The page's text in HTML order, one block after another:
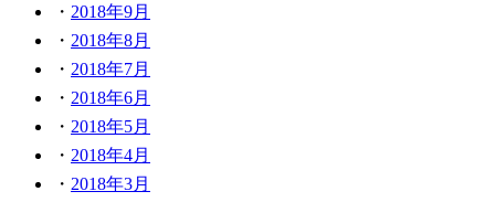
2018年9月
2018年8月
2018年7月
2018年6月
2018年5月
2018年4月
2018年3月